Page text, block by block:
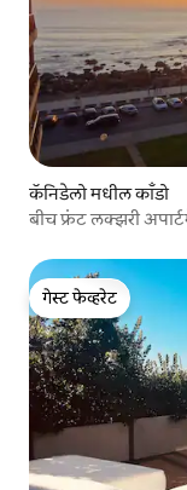
कॅनिडेलो मधील काँडो
बीच फ्रंट लक्झरी
गेस्ट फेव्हरेट
गेस्ट फेव्हरेट